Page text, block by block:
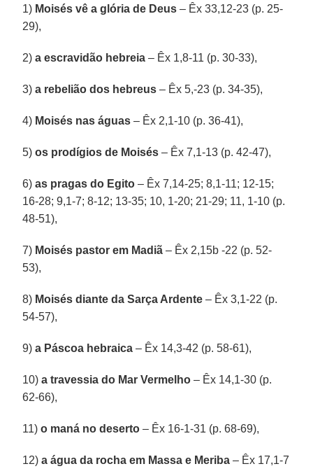
1) Moisés vê a glória de Deus – Êx 33,12-23 (p. 25-
29),
2)a escravidão hebreia – Êx 1,8-11 (p. 30-33),
3)a rebelião dos hebreus – Êx 5,-23 (p. 34-35),
4) Moisés nas águas – Êx 2,1-10 (p. 36-41),
5)os prodígios de Moisés – Êx 7,1-13 (p. 42-47),
6)as pragas do Egito – Êx 7,14-25; 8,1-11; 12-15;
16-28; 9,1-7; 8-12; 13-35; 10, 1-20; 21-29; 11, 1-10 (p.
48-51),
7) Moisés pastor em Madiã – Êx 2,15b -22 (p. 52-
53),
8) Moisés diante da Sarça Ardente – Êx 3,1-22 (p.
54-57),
9)a Páscoa hebraica – Êx 14,3-42 (p. 58-61),
10)a travessia do Mar Vermelho – Êx 14,1-30 (p.
62-66),
11)o maná no deserto – Êx 16-1-31 (p. 68-69),
12)a água da rocha em Massa e Meriba – Êx 17,1-7